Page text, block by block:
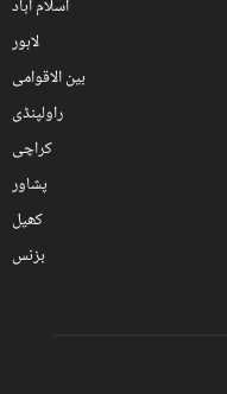
اسلام آباد
لاہور
بین الاقوامی
راولپنڈی
کراچی
پشاور
کھیل
بزنس